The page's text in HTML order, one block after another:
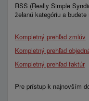
RSS (Really Simple
želanú kategóriu a
Kompletný prehľad zmlúv
Kompletný prehľad
Kompletný prehľad faktúr
Pre prístup k najnovším